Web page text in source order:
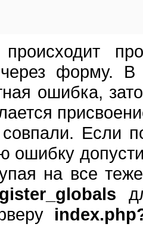
через форму.
ошибка,
Если
ошибку
на все